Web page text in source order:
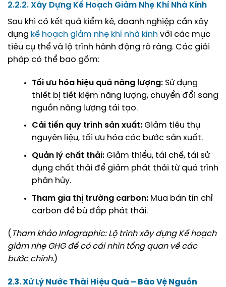
2.2.2. Xây Dựng Kế Hoạch Giảm Nhẹ Khí Nhà Kính
Sau khi có kết quả kiểm kê, doanh nghiệp cần xây
dựng kế hoạch giảm nhẹ khí nhà kính với các mục
tiêu cụ thể và lộ trình hành động rõ ràng. Các giải
pháp có thể bao gồm:
Tối ưu hóa hiệu quả năng lượng: Sử dụng
thiết bị tiết kiệm năng lượng, chuyển đổi sang
nguồn năng lượng tái tạo.
Cải tiến quy trình sản xuất: Giảm tiêu thụ
nguyên liệu, tối ưu hóa các bước sản xuất.
Quản lý chất thải: Giảm thiểu, tái chế, tái sử
dụng chất thải để giảm phát thải từ quá trình
phân hủy.
Tham gia thị trường carbon: Mua bán tín chỉ
carbon để bù đắp phát thải.
( Tham khảo Infographic: Lộ trình xây dựng Kế hoạch
giảm nhẹ GHG để có cái nhìn tổng quan về các
bước chính.)
2.3. Xử Lý Nước Thải Hiệu Quả – Bảo Vệ Nguồn